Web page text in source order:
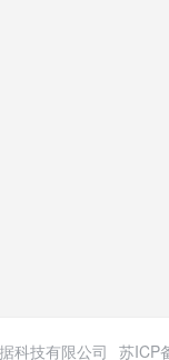
科技有限公司 苏ICP